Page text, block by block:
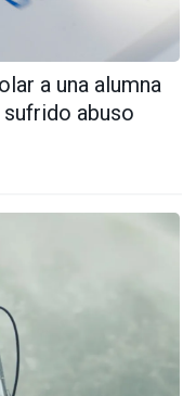
a una alumna
abuso